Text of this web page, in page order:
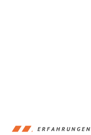
ERFAHRUNGEN